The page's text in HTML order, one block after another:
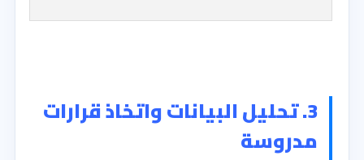
3. تحليل البيانات واتخاذ قرارات
مدروسة